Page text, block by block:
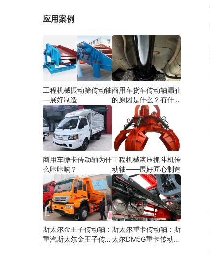
应用案例
工程机械振动筛传动轴
—展好制造
商用车货车传动轴漏油
的原因是什么？有什么
商用车微卡传动轴为什
么咔咔响？
工程机械液压抓斗机传
动轴——展好匠心制造
斯太尔金王子传动轴：
重汽斯太尔金王子传动
斯太尔重卡传动轴：斯
太尔DM5G重卡传动轴